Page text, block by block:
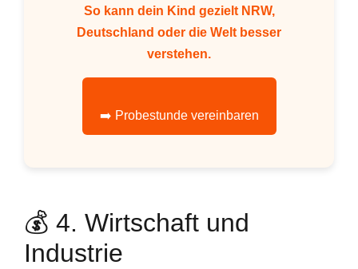
So kann dein Kind gezielt NRW,
Deutschland oder die Welt besser
verstehen.
➡️ Probestunde vereinbaren
💰 4. Wirtschaft und
Industrie